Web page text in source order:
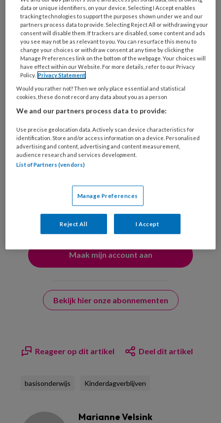
Bij
welke
organisatie
werk
je?
Untitled
Ontvang 2x per week de
KinderopvangTotaal nieuwsbrief
Ontvang iedere zondag het
Management Kinderopvang
Weekoverzicht
Ja, ik geef toestemming voor e-mails
van KinderopvangTotaal en
Springer Media B.V.
uw profiel in overeenstemming met onsprivacy statement
Bekijk hier onze abonnementen
Reageer op dit artikel Deel dit artikel
basisonderwijs Kinderdagverblijven
Marianne Velsink
data or unique identifiers, on your device. Selecting I Accept enables
tracking technologies to support the purposes shown under we and our
partners process data to provide. Selecting Reject All or withdrawing your
consent will disable them. If trackers are disabled, some content and ads
you see may not be as relevant to you. You can resurface this menu to
change your choices or withdraw consent at any time by clicking the
Manage Preferences link on the bottom of the webpage. Your choices will
have effect within our Website. For more details, refer to our Privacy
Policy. Privacy Statement
Would you rather not? Then we only place essential and statistical
cookies, these do not record any data about you as a person
We and our partners process data to provide:
Use precise geolocation data. Actively scan device characteristics for
identification. Store and/or access information on a device. Personalised
advertising and content, advertising and content measurement,
audience research and services development.
List of Partners (vendors)
Manage Preferences
Reject All I Accept